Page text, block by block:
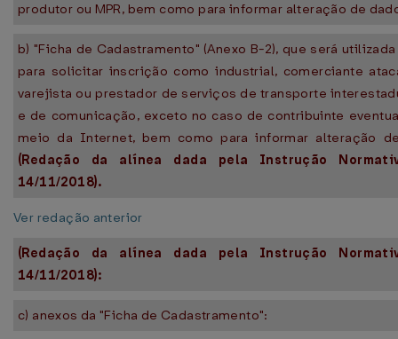
produtor ou MPR, bem como para informar alteração de
b) "Ficha de Cadastramento" (Anexo B-2), que será
para solicitar inscrição como industrial, comerciante
varejista ou prestador de serviços de transporte
e de comunicação, exceto no caso de contribuinte
meio da Internet, bem como para informar alteração
(Redação da alínea dada pela Instrução
14/11/2018).
Ver redação anterior
(Redação da alínea dada pela Instrução
14/11/2018):
c) anexos da "Ficha de Cadastramento":